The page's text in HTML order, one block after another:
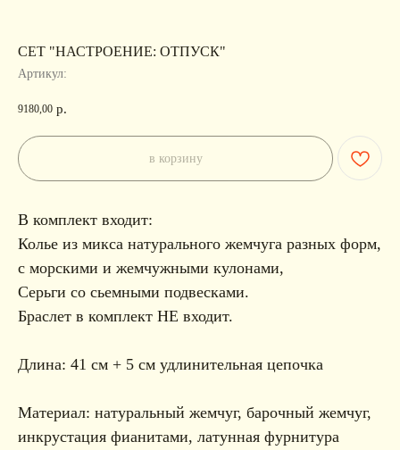
СЕТ "НАСТРОЕНИЕ: ОТПУСК"
Артикул:
9180,00 р.
в корзину
В комплект входит:
Колье из микса натурального жемчуга разных форм,
с морскими и жемчужными кулонами,
Серьги со сьемными подвесками.
Браслет в комплект НЕ входит.
Длина: 41 см + 5 см удлинительная цепочка
Материал: натуральный жемчуг, барочный жемчуг,
инкрустация фианитами, латунная фурнитура